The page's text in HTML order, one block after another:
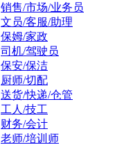
销售/市场/业务员
文员/客服/助理
保姆/家政
司机/驾驶员
保安/保洁
厨师/切配
送货/快递/仓管
工人/技工
财务/会计
老师/培训师